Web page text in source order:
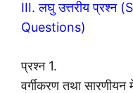
III. लघु उत्तरीय
Questions)
प्रश्न 1.
वर्गीकरण तथा